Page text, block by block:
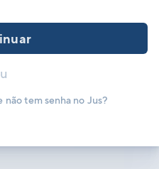
não tem senha no Jus?